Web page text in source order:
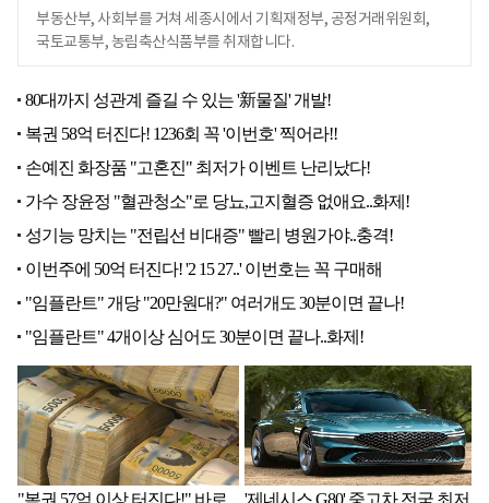
부동산부, 사회부를 거쳐 세종시에서 기획재정부, 공정거래위원회,
국토교통부, 농림축산식품부를 취재합니다.